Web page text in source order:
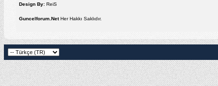
Design By: ReiS
Guncelforum.NetHer Hakkı Saklıdır.